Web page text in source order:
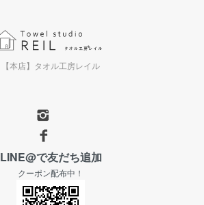
【本店】タオル工房レイル
LINE@で友だち追加
クーポン配布中！